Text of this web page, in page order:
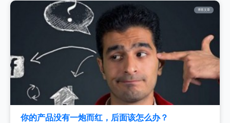
博客文章
你的产品没有一炮而红，后面该怎么办？